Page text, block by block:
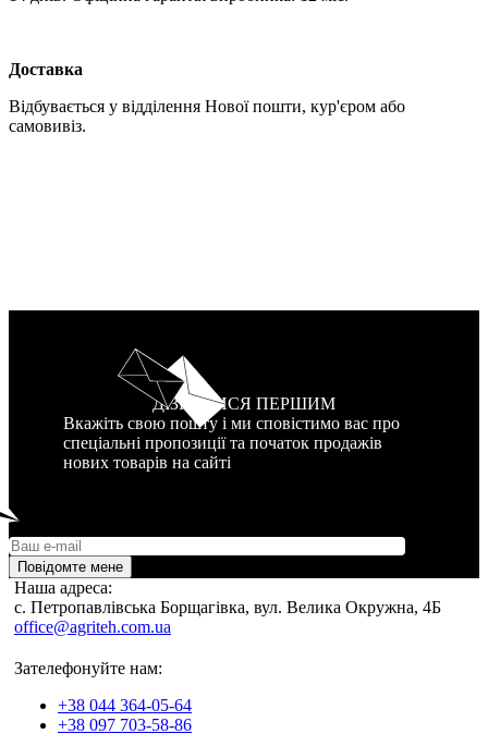
Доставка
Відбувається у відділення Нової пошти, кур'єром або
самовивіз.
ДІЗНАТИСЯ ПЕРШИМ
Вкажіть свою пошту і ми сповістимо вас про
спеціальні пропозиції та початок продажів
нових товарів на сайті
Повідомте мене
Наша адреса:
c. Петропавлівська Борщагівка, вул. Велика Окружна, 4Б
office@agriteh.com.ua
Зателефонуйте нам:
+38 044 364-05-64
+38 097 703-58-86